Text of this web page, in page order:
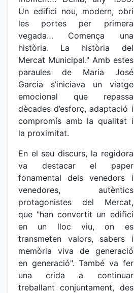
Un edifici nou, modern, obri
les portes per primera
vegada… Comença una
història. La història del
Mercat Municipal." Amb estes
paraules de Maria José
Garcia s’iniciava un viatge
emocional que repassa
dècades d’esforç, adaptació i
compromís amb la qualitat i
la proximitat.
En el seu discurs, la regidora
va destacar el paper
fonamental dels venedors i
venedores, autèntics
protagonistes del Mercat,
que "han convertit un edifici
en un lloc viu, on es
transmeten valors, sabers i
memòria viva de generació
en generació". També va fer
una crida a continuar
treballant conjuntament, des